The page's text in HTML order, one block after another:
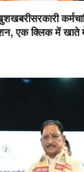
एक क्लिक में